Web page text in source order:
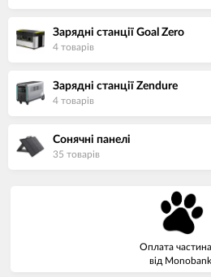
Зарядні станції Goal Zero
4 товарiв
Зарядні станції Zendure
4 товарiв
Сонячні панелі
35 товарiв
Оплата
від